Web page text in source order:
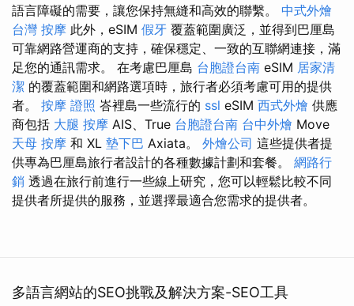
語言障礙的需要，讓您保持無縫和高效的聯繫。 中式外燴
台灣 按摩 此外，eSIM 假牙 覆蓋範圍廣泛，並得到巴厘島
可靠網路營運商的支持，確保穩定、一致的互聯網連接，滿
足您的通訊需求。 在考慮巴厘島 台胞證台南 eSIM 居家清
潔 的覆蓋範圍和網路選項時，旅行者必須考慮可用的提供
者。 按摩 證照 峇裡島一些流行的 ssl eSIM 西式外燴 供應
商包括 大腿 按摩 AIS、True 台胞證台南 台中外燴 Move
天母 按摩 和 XL 墊下巴 Axiata。 外燴公司 這些提供者提
供專為巴厘島旅行者設計的各種數據計劃和套餐。 網路行
銷 透過在旅行前進行一些線上研究，您可以輕鬆比較不同
提供者所提供的服務，並選擇最適合您需求的提供者。
多語言網站的SEO挑戰及解決方案-SEO工具